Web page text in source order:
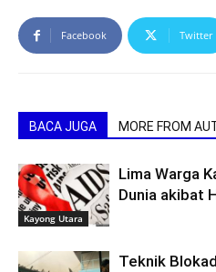
Facebook Twitter
BACA JUGA MORE FROM
Kayong Utara
Lima Warga
Dunia akibat
Teknik